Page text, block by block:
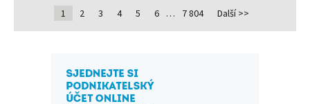
1 2 3 4 5 6 … 7 804 Další >>